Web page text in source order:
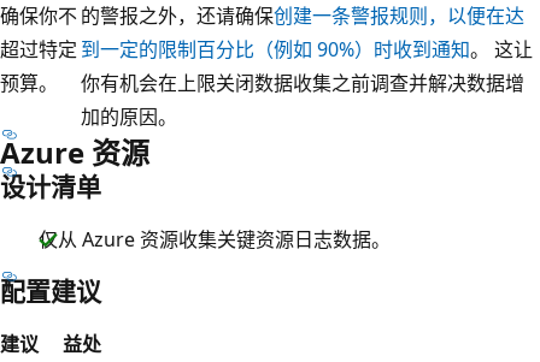
确保你不
超过特定
预算。
的警报之外，还请确保创建一条警报规则，以便在达
到一定的限制百分比（例如 90%）时收到通知。 这让
你有机会在上限关闭数据收集之前调查并解决数据增
加的原因。
Azure 资源
设计清单
仅从 Azure 资源收集关键资源日志数据。
配置建议
建议
益处